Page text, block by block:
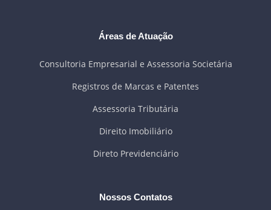
Áreas de Atuação
Consultoria Empresarial e Assessoria Societária
Registros de Marcas e Patentes
Assessoria Tributária
Direito Imobiliário
Direto Previdenciário
Nossos Contatos